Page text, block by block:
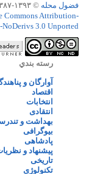
فضول محله © ۱۳۹۳-۱۳۸۷ -
Commons Attribution-
3.0 Unported
رسته بندي
آوارگان و
اقتصاد
انتخابات
انتقادی
بهداشت و
بیوگرافی
پادشاهی
پیشنهاد و
تاریخی
تکنولوژی